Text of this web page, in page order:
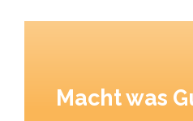
Macht was